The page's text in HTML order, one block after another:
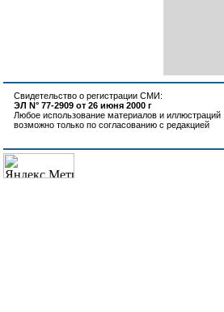
Свидетельство о регистрации СМИ:
ЭЛ N° 77-2909 от 26 июня 2000 г
Любое использование материалов и иллюстраций
возможно только по согласованию с редакцией